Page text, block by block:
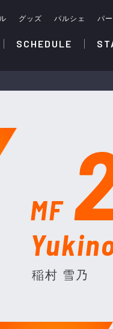
グッズ パルシェ パ
SCHEDULE
MF
稲村 雪乃